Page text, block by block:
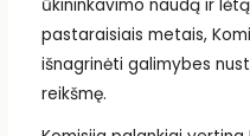
ūkininkavimo naudą ir
pastaraisiais metais,
išnagrinėti galimybes
reikšmę.